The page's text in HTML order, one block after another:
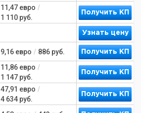
11,47 евро /
1 110 руб.
Получить КП
Узнать цену
9,16 евро / 886 руб. Получить КП
11,86 евро /
1 147 руб.
Получить КП
47,91 евро /
4 634 руб.
Получить КП